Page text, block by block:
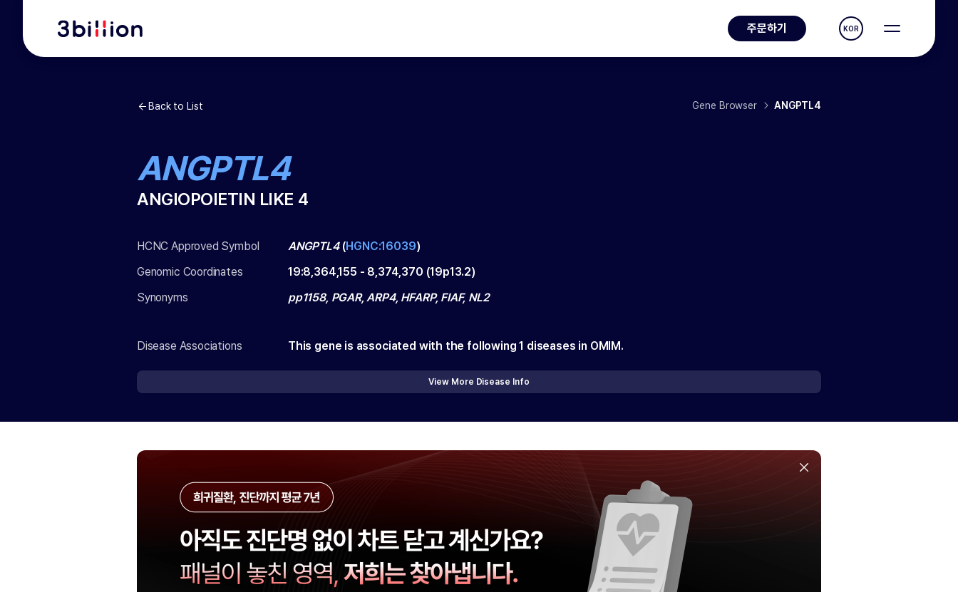
주문하기 KOR
Back to List Gene Browser ANGPTL4
ANGPTL4
ANGIOPOIETIN LIKE 4
HCNC Approved Symbol ANGPTL4(HGNC:16039)
Genomic Coordinates
19:8,364,155 - 8,374,370 (19p13.2)
Synonyms
pp1158, PGAR, ARP4, HFARP, FIAF, NL2
Disease Associations This gene is associated with the following 1 diseases in OMIM.
View More Disease Info